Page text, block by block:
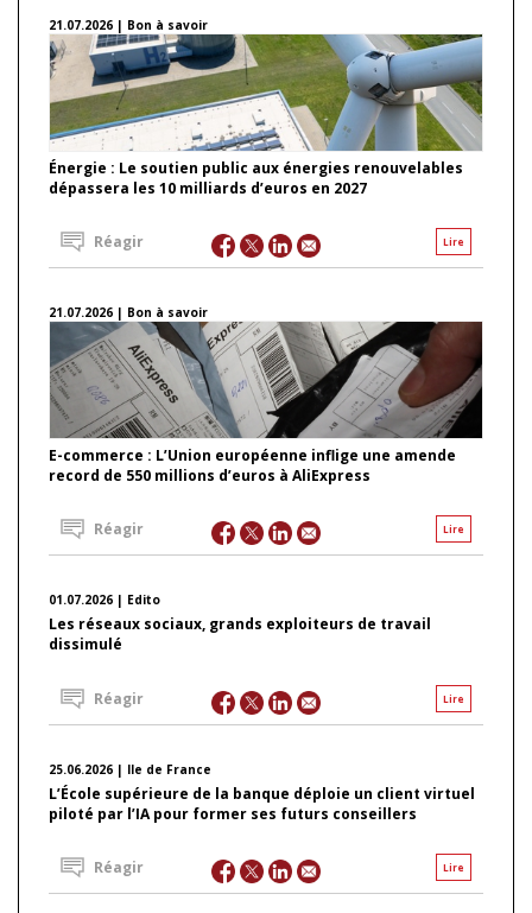
21.07.2026 | Bon à savoir
Énergie : Le soutien public aux énergies renouvelables
dépassera les 10 milliards d’euros en 2027
Lire
Réagir
21.07.2026 | Bon à savoir
E-commerce : L’Union européenne inflige une amende
record de 550 millions d’euros à AliExpress
Lire
Réagir
01.07.2026 | Edito
Les réseaux sociaux, grands exploiteurs de travail
dissimulé
Lire
Réagir
25.06.2026 | Ile de France
L’École supérieure de la banque déploie un client virtuel
piloté par l’IA pour former ses futurs conseillers
Lire
Réagir